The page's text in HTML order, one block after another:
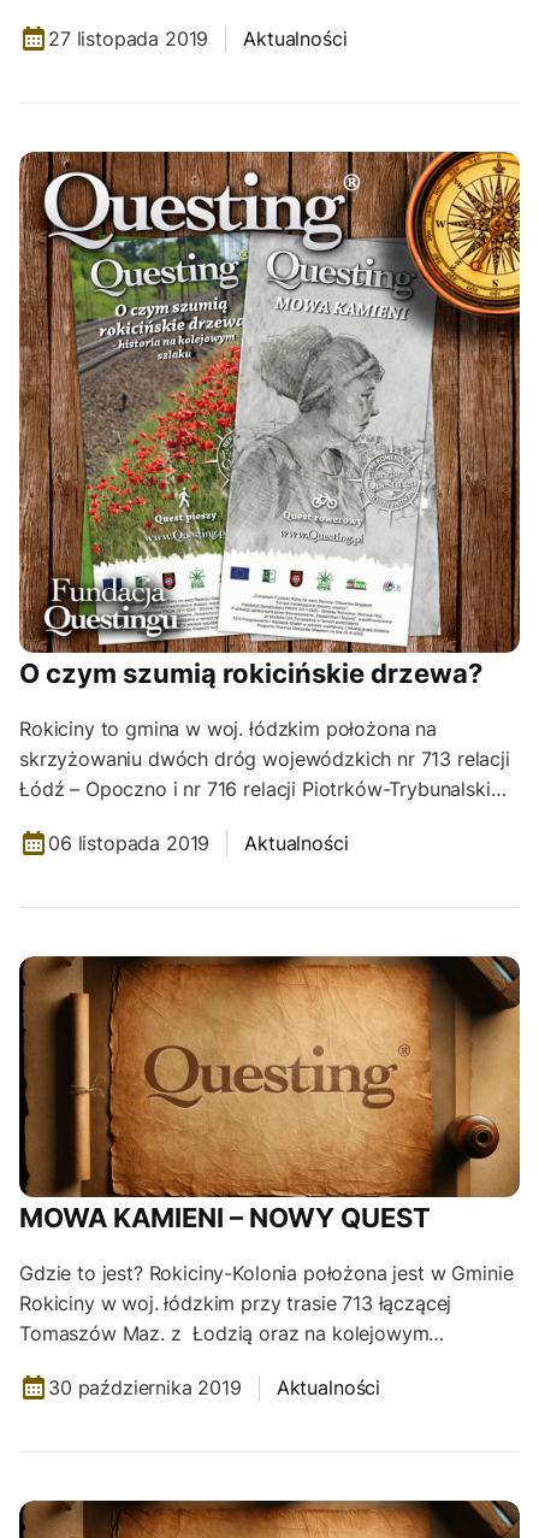
27 listopada 2019 Aktualności
O czym szumią rokicińskie drzewa?
Rokiciny to gmina w woj. łódzkim położona na
skrzyżowaniu dwóch dróg wojewódzkich nr 713 relacji
Łódź – Opoczno i nr 716 relacji Piotrków-Trybunalski…
06 listopada 2019 Aktualności
MOWA KAMIENI – NOWY QUEST
Gdzie to jest? Rokiciny-Kolonia położona jest w Gminie
Rokiciny w woj. łódzkim przy trasie 713 łączącej
Tomaszów Maz. z Łodzią oraz na kolejowym…
30 października 2019 Aktualności